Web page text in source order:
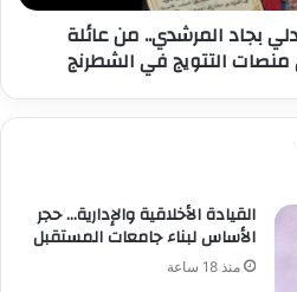
بجاد المرشدي.. من عائلة
منصات التتويج في الشطرنج
القيادة الأخلاقية والإدارية… حجر
الأساس لبناء جامعات المستقبل
منذ 18 ساعة